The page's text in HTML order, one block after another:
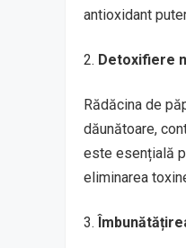
antioxidant
Detoxifiere
Rădăcina de
dăunătoare,
este esențială
eliminarea